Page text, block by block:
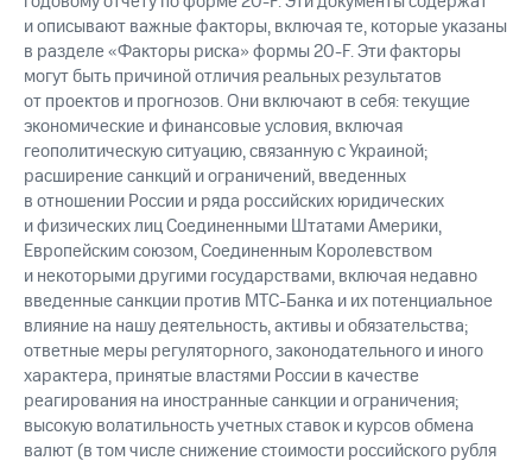
и описывают важные факторы, включая те, которые указаны
в разделе «Факторы риска» формы 20-F. Эти факторы
могут быть причиной отличия реальных результатов
от проектов и прогнозов. Они включают в себя: текущие
экономические и финансовые условия, включая
геополитическую ситуацию, связанную с Украиной;
расширение санкций и ограничений, введенных
в отношении России и ряда российских юридических
и физических лиц Соединенными Штатами Америки,
Европейским союзом, Соединенным Королевством
и некоторыми другими государствами, включая недавно
введенные санкции против МТС-Банка и их потенциальное
влияние на нашу деятельность, активы и обязательства;
ответные меры регуляторного, законодательного и иного
характера, принятые властями России в качестве
реагирования на иностранные санкции и ограничения;
высокую волатильность учетных ставок и курсов обмена
валют (в том числе снижение стоимости российского рубля